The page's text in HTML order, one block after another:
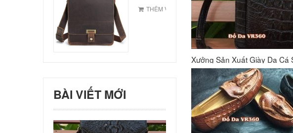
THÊM VÀO GIỎ
BÀI VIẾT MỚI
Xưởng Sản Xuất Giày Da